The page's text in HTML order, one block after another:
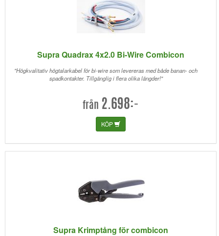
Supra Quadrax 4x2.0 Bi-Wire Combicon
"Högkvalitativ högtalarkabel för bi-wire som levereras med både banan- och
spadkontakter. Tillgänglig i flera olika längder!"
från 2.698:-
KÖP
Supra Krimptång för combicon